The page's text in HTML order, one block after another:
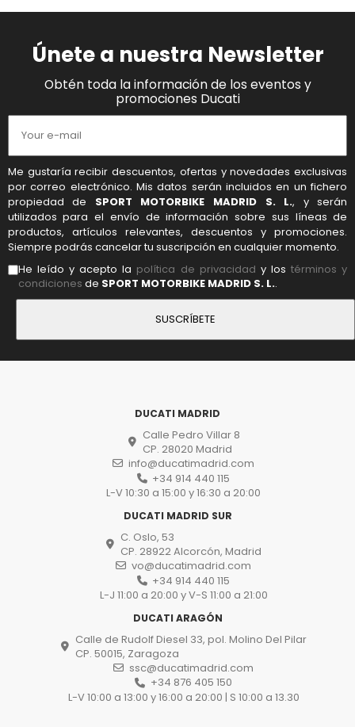
Únete a nuestra Newsletter
Obtén toda la información de los eventos y
promociones Ducati
Me gustaría recibir descuentos, ofertas y novedades exclusivas
por correo electrónico. Mis datos serán incluidos en un fichero
propiedad de SPORT MOTORBIKE MADRID S. L., y serán
utilizados para el envío de información sobre sus líneas de
productos, artículos relevantes, descuentos y promociones.
Siempre podrás cancelar tu suscripción en cualquier momento.
He leído y acepto la política de privacidad y lostérminos y
condiciones de SPORT MOTORBIKE MADRID S. L..
DUCATI MADRID
Calle Pedro Villar 8
CP. 28020 Madrid
info@ducatimadrid.com
+34 914 440 115
L-V 10:30 a 15:00 y 16:30 a 20:00
DUCATI MADRID SUR
C. Oslo, 53
CP. 28922 Alcorcón, Madrid
vo@ducatimadrid.com
+34 914 440 115
L-J 11:00 a 20:00 y V-S 11:00 a 21:00
DUCATI ARAGÓN
Calle de Rudolf Diesel 33, pol. Molino Del Pilar
CP. 50015, Zaragoza
ssc@ducatimadrid.com
+34 876 405 150
L-V 10:00 a 13:00 y 16:00 a 20:00 | S 10:00 a 13.30